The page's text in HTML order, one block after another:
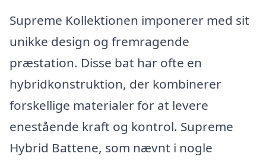
Supreme Kollektionen imponerer med sit
unikke design og fremragende
præstation. Disse bat har ofte en
hybridkonstruktion, der kombinerer
forskellige materialer for at levere
enestående kraft og kontrol. Supreme
Hybrid Battene, som nævnt i nogle